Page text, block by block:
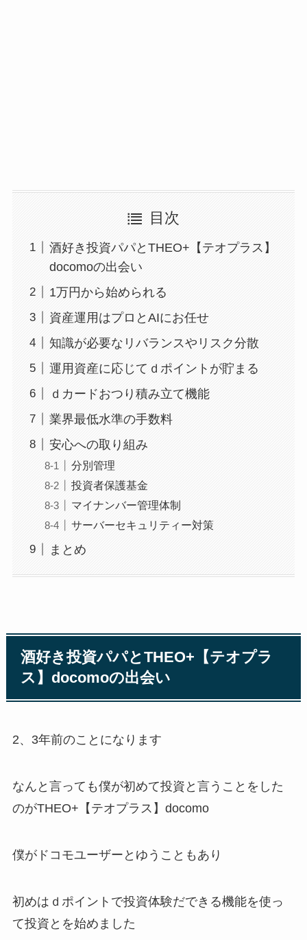
目次
酒好き投資パパとTHEO+【テオプラス】
docomoの出会い
1万円から始められる
資産運用はプロとAIにお任せ
知識が必要なリバランスやリスク分散
運用資産に応じてｄポイントが貯まる
ｄカードおつり積み立て機能
業界最低水準の手数料
安心への取り組み
分別管理
投資者保護基金
マイナンバー管理体制
サーバーセキュリティー対策
まとめ
酒好き投資パパとTHEO+【テオプラ
ス】docomoの出会い
2、3年前のことになります
なんと言っても僕が初めて投資と言うことをした
のがTHEO+【テオプラス】 docomo
僕がドコモユーザー とゆうこともあり
初めは ｄポイント で投資体験だできる機能を使っ
て投資とを始めました